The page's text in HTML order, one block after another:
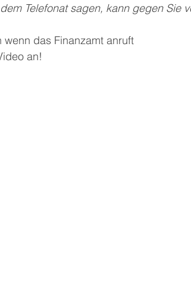
Telefonat sagen, kann gegen Sie
wenn das Finanzamt anruft
an!